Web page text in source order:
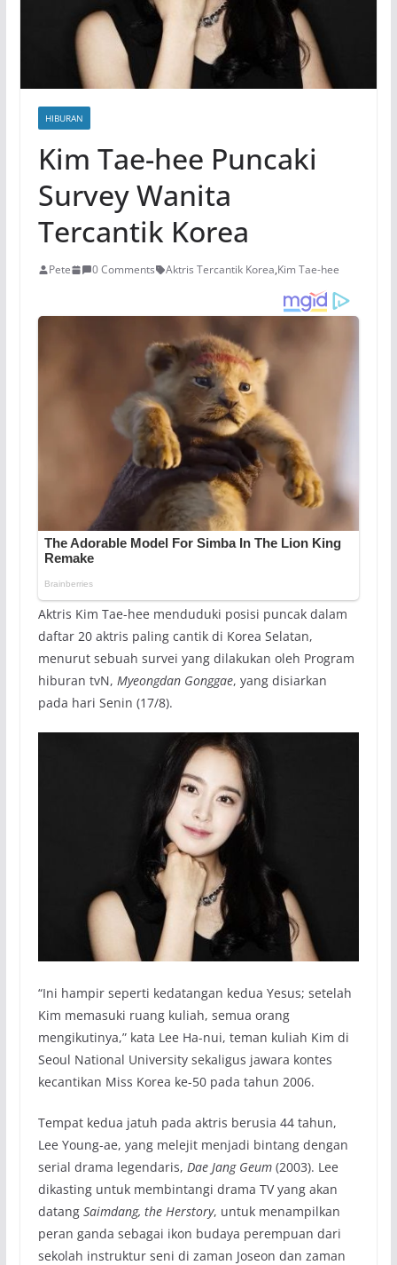
HIBURAN
Kim Tae-hee Puncaki
Survey Wanita
Tercantik Korea
Pete 0 Comments Aktris Tercantik Korea,Kim Tae-hee
Aktris Kim Tae-hee menduduki posisi puncak dalam
daftar 20 aktris paling cantik di Korea Selatan,
menurut sebuah survei yang dilakukan oleh Program
hiburan tvN, Myeongdan Gonggae, yang disiarkan
pada hari Senin (17/8).
“Ini hampir seperti kedatangan kedua Yesus; setelah
Kim memasuki ruang kuliah, semua orang
mengikutinya,” kata Lee Ha-nui, teman kuliah Kim di
Seoul National University sekaligus jawara kontes
kecantikan Miss Korea ke-50 pada tahun 2006.
Tempat kedua jatuh pada aktris berusia 44 tahun,
Lee Young-ae, yang melejit menjadi bintang dengan
serial drama legendaris, Dae Jang Geum(2003). Lee
dikasting untuk membintangi drama TV yang akan
datang Saimdang, the Herstory, untuk menampilkan
peran ganda sebagai ikon budaya perempuan dari
sekolah instruktur seni di zaman Joseon dan zaman